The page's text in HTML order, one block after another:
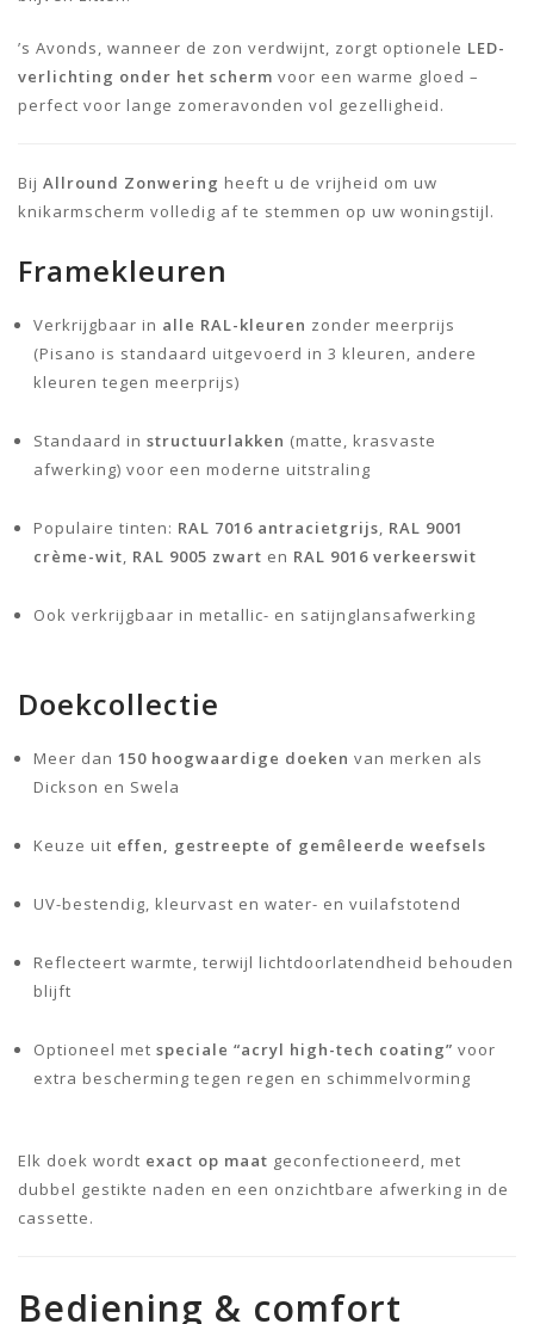
’s Avonds, wanneer de zon verdwijnt, zorgt optionele LED-
verlichting onder het scherm voor een warme gloed –
perfect voor lange zomeravonden vol gezelligheid.
Bij Allround Zonwering heeft u de vrijheid om uw
knikarmscherm volledig af te stemmen op uw woningstijl.
Framekleuren
Verkrijgbaar in alle RAL-kleuren zonder meerprijs
(Pisano is standaard uitgevoerd in 3 kleuren, andere
kleuren tegen meerprijs)
Standaard in structuurlakken (matte, krasvaste
afwerking) voor een moderne uitstraling
Populaire tinten: RAL 7016 antracietgrijs RAL 9001
crème-wit RAL 9005 zwart en RAL 9016 verkeerswit
Ook verkrijgbaar in metallic- en satijnglansafwerking
Doekcollectie
Meer dan 150 hoogwaardige doeken van merken als
Dickson en Swela
Keuze uit effen, gestreepte of gemêleerde weefsels
UV-bestendig, kleurvast en water- en vuilafstotend
Reflecteert warmte, terwijl lichtdoorlatendheid behouden
blijft
Optioneel met speciale “acryl high-tech coating” voor
extra bescherming tegen regen en schimmelvorming
Elk doek wordt exact op maat geconfectioneerd, met
dubbel gestikte naden en een onzichtbare afwerking in de
cassette.
Bediening & comfort